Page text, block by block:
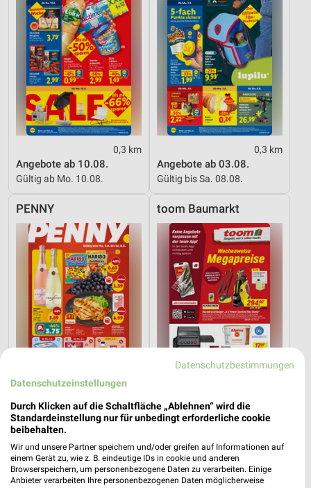
0,3 km
Angebote ab 10.08.
Gültig ab Mo. 10.08.
0,3 km
Angebote ab 03.08.
Gültig bis Sa. 08.08.
PENNY
0,7 km
Angebote ab 03.08.
Gültig bis Sa. 08.08.
toom Baumarkt
12,8 km
Noch morgen gültig
XXXLutz XXXLutz
Datenschutzbestimmungen
Datenschutzeinstellungen
Durch Klicken auf die Schaltfläche „Ablehnen“ wird die
Standardeinstellung nur für unbedingt erforderliche cookie
beibehalten.
Wir und unsere Partner speichern und/oder greifen auf Informationen auf
einem Gerät zu, wie z. B. eindeutige IDs in cookie und anderen
Browserspeichern, um personenbezogene Daten zu verarbeiten. Einige
Anbieter verarbeiten Ihre personenbezogenen Daten möglicherweise